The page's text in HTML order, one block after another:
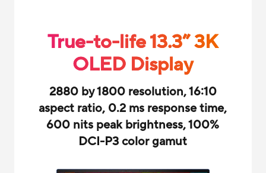
True-to-life 13.3” 3K
OLED Display
2880 by 1800 resolution, 16:10
aspect ratio, 0.2 ms response time,
600 nits peak brightness, 100%
DCI-P3 color gamut